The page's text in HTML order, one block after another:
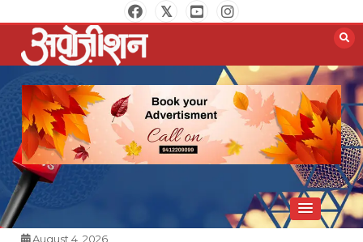
to
content
Opposition Digital
August 4, 2026